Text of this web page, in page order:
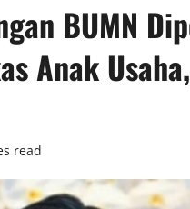
BUMN
Anak
read